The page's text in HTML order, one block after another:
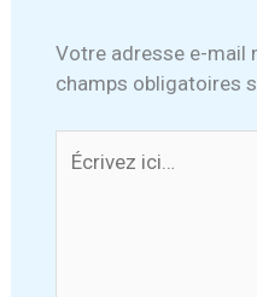
Votre adresse e-mail
champs obligatoires
ici…